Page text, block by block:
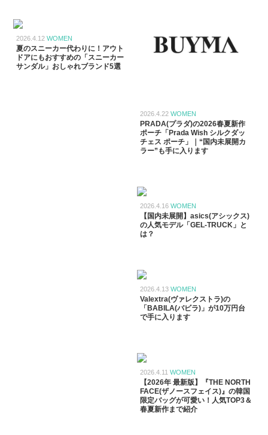
2026.4.12 WOMEN
夏のスニーカー代わりに！アウト
ドアにもおすすめの「スニーカー
サンダル」おしゃれブランド5選
2026.4.22 WOMEN
PRADA(プラダ)の2026春夏新作
ポーチ「Prada Wish シルクダッ
チェス ポーチ」｜“国内未展開カ
ラー”も手に入ります
2026.4.16 WOMEN
【国内未展開】asics(アシックス)
の人気モデル「GEL-TRUCK」と
は？
2026.4.13 WOMEN
Valextra(ヴァレクストラ)の
「BABILA(バビラ)」が10万円台
で手に入ります
2026.4.11 WOMEN
【2026年 最新版】『THE NORTH
FACE(ザノースフェイス)』の韓国
限定バッグが可愛い！人気TOP3＆
春夏新作まで紹介